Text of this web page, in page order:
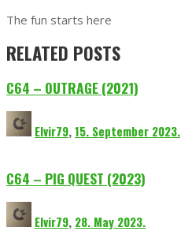
The fun starts here
RELATED POSTS
C64 – OUTRAGE (2021)
Elvir79,15. September 2023.
C64 – PIG QUEST (2023)
Elvir79, 28. May 2023.